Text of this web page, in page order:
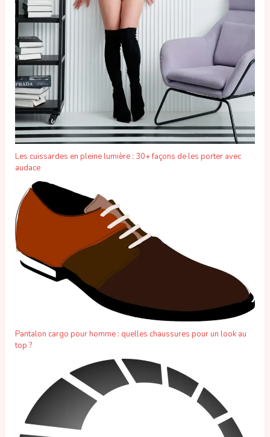
Les cuissardes en pleine lumière : 30+ façons de les porter avec
audace
Pantalon cargo pour homme : quelles chaussures pour un look au
top ?